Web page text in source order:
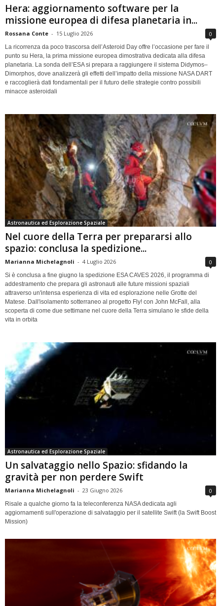
Hera: aggiornamento software per la
missione europea di difesa planetaria in...
Rossana Conte - 15 Luglio 2026 0
La ricorrenza da poco trascorsa dell’Asteroid Day offre l’occasione per fare il
punto su Hera, la prima missione europea dimostrativa dedicata alla difesa
planetaria. La sonda dell’ESA si prepara a raggiungere il sistema Didymos–
Dimorphos, dove analizzerà gli effetti dell’impatto della missione NASA DART
e raccoglierà dati fondamentali per il futuro delle strategie contro possibili
minacce asteroidali
Astronautica ed Esplorazione Spaziale
Nel cuore della Terra per prepararsi allo
spazio: conclusa la spedizione...
Marianna Michelagnoli - 4 Luglio 2026 0
Si è conclusa a fine giugno la spedizione ESA CAVES 2026, il programma di
addestramento che prepara gli astronauti alle future missioni spaziali
attraverso un'intensa esperienza di vita ed esplorazione nelle Grotte del
Matese. Dall'isolamento sotterraneo al progetto Fly! con John McFall, alla
scoperta di come due settimane nel cuore della Terra simulano le sfide della
vita in orbita
Astronautica ed Esplorazione Spaziale
Un salvataggio nello Spazio: sfidando la
gravità per non perdere Swift
Marianna Michelagnoli - 23 Giugno 2026 0
Risale a qualche giorno fa la teleconferenza NASA dedicata agli
aggiornamenti sull'operazione di salvataggio per il satellite Swift (la Swift Boost
Mission)